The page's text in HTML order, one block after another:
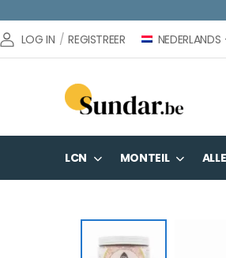
LOG IN / REGISTREER NEDERLANDS
LCN MONTEIL